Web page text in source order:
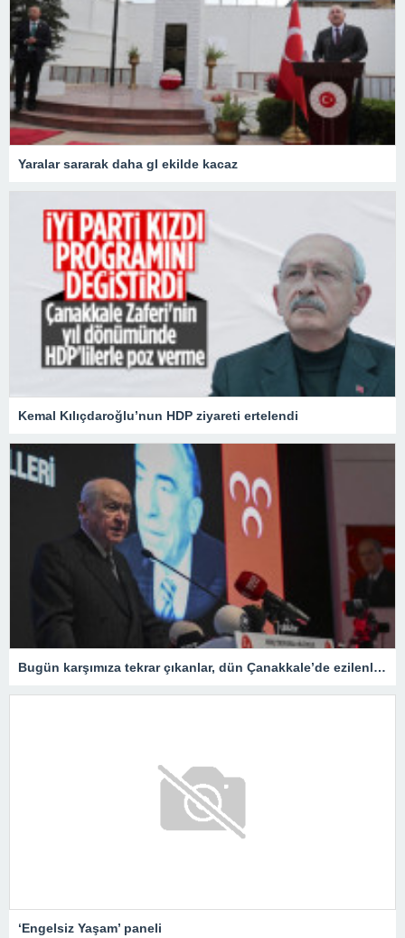
Yaralar sararak daha gl ekilde kacaz
Kemal Kılıçdaroğlu’nun HDP ziyareti ertelendi
Bugün karşımıza tekrar çıkanlar, dün Çanakkale’de ezilenlerdir
‘Engelsiz Yaşam’ paneli